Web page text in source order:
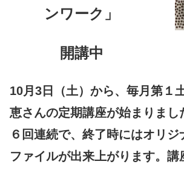
ンワーク 」
開講中
10月3日（土）から、毎月第１
恵さんの定期講座が始まりまし
６回連続で、終了時にはオリジ
ファイルが出来上がります。講